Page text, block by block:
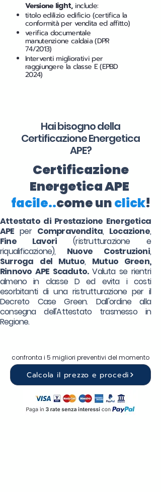
Versione light,include:
titolo edilizio edificio (certifica la
conformità per vendita ed affitto)
verifica documentale
manutenzione caldaia (DPR
74/2013)
Interventi migliorativi per
raggiungere la classe E (EPBD
2024)
Hai bisogno della
Certificazione Energetica
APE?
Certificazione
Energetica APE
facile..come unclick!
Attestato di Prestazione Energetica
APE per Compravendita, Locazione,
Fine Lavori (ristrutturazione e
riqualificazione), Nuove Costruzioni,
Surroga
del Mutuo, Mutuo Green,
Rinnovo APE Scaduto.Valuta se rientri
almeno in classe D ed evita i costi
esorbitanti di una ristrutturazione per il
Decreto Case Green. Dall'ordine alla
consegna dell'Attestato trasmesso in
Regione.
confronta i 5 migliori preventivi del momento
Calcola il prezzo e procedi